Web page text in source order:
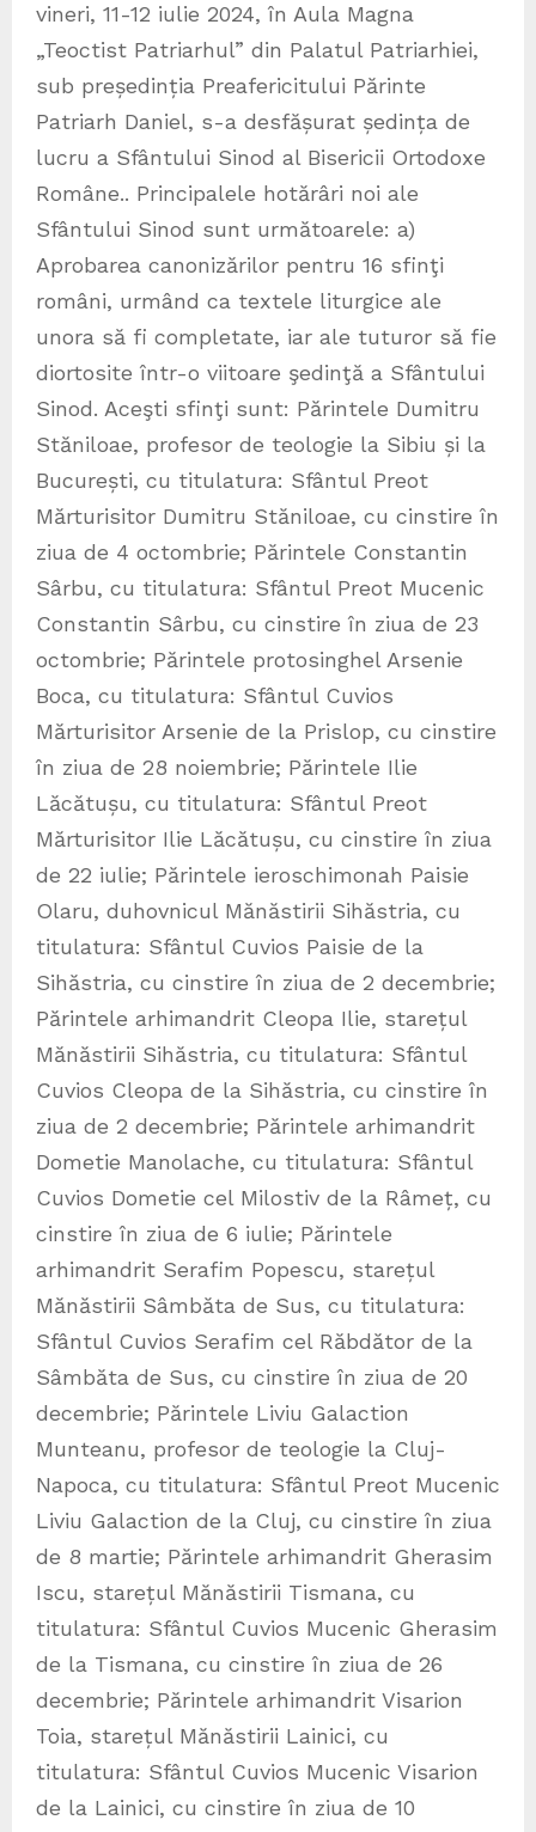
vineri, 11-12 iulie 2024, în Aula Magna
„Teoctist Patriarhul” din Palatul Patriarhiei,
sub președinția Preafericitului Părinte
Patriarh Daniel, s-a desfășurat ședința de
lucru a Sfântului Sinod al Bisericii Ortodoxe
Române.. Principalele hotărâri noi ale
Sfântului Sinod sunt următoarele: a)
Aprobarea canonizărilor pentru 16 sfinţi
români, urmând ca textele liturgice ale
unora să fi completate, iar ale tuturor să fie
diortosite într-o viitoare şedinţă a Sfântului
Sinod. Aceşti sfinţi sunt: Părintele Dumitru
Stăniloae, profesor de teologie la Sibiu și la
București, cu titulatura: Sfântul Preot
Mărturisitor Dumitru Stăniloae, cu cinstire în
ziua de 4 octombrie; Părintele Constantin
Sârbu, cu titulatura: Sfântul Preot Mucenic
Constantin Sârbu, cu cinstire în ziua de 23
octombrie; Părintele protosinghel Arsenie
Boca, cu titulatura: Sfântul Cuvios
Mărturisitor Arsenie de la Prislop, cu cinstire
în ziua de 28 noiembrie; Părintele Ilie
Lăcătușu, cu titulatura: Sfântul Preot
Mărturisitor Ilie Lăcătușu, cu cinstire în ziua
de 22 iulie; Părintele ieroschimonah Paisie
Olaru, duhovnicul Mănăstirii Sihăstria, cu
titulatura: Sfântul Cuvios Paisie de la
Sihăstria, cu cinstire în ziua de 2 decembrie;
Părintele arhimandrit Cleopa Ilie, starețul
Mănăstirii Sihăstria, cu titulatura: Sfântul
Cuvios Cleopa de la Sihăstria, cu cinstire în
ziua de 2 decembrie; Părintele arhimandrit
Dometie Manolache, cu titulatura: Sfântul
Cuvios Dometie cel Milostiv de la Râmeț, cu
cinstire în ziua de 6 iulie; Părintele
arhimandrit Serafim Popescu, starețul
Mănăstirii Sâmbăta de Sus, cu titulatura:
Sfântul Cuvios Serafim cel Răbdător de la
Sâmbăta de Sus, cu cinstire în ziua de 20
decembrie; Părintele Liviu Galaction
Munteanu, profesor de teologie la Cluj-
Napoca, cu titulatura: Sfântul Preot Mucenic
Liviu Galaction de la Cluj, cu cinstire în ziua
de 8 martie; Părintele arhimandrit Gherasim
Iscu, starețul Mănăstirii Tismana, cu
titulatura: Sfântul Cuvios Mucenic Gherasim
de la Tismana, cu cinstire în ziua de 26
decembrie; Părintele arhimandrit Visarion
Toia, starețul Mănăstirii Lainici, cu
titulatura: Sfântul Cuvios Mucenic Visarion
de la Lainici, cu cinstire în ziua de 10